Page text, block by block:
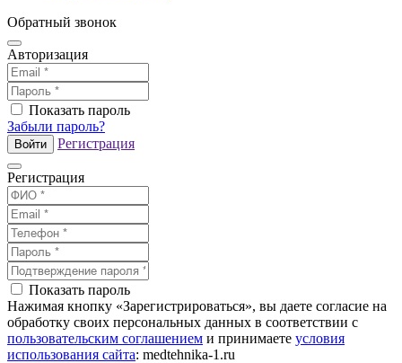
Обратный звонок
Авторизация
Показать пароль
Забыли пароль?
Войти Регистрация
Регистрация
Показать пароль
Нажимая кнопку «Зарегистрироваться», вы даете согласие на
обработку своих персональных данных в соответствии с
пользовательским соглашением и принимаете условия
использования сайта: medtehnika-1.ru